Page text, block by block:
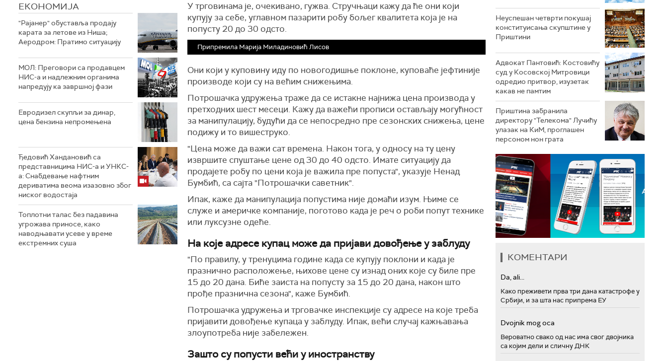
ЕКОНОМИЈА
"Рајанер" обуставља продају
карата за летове из Ниша;
Аеродром: Пратимо ситуацију
МОЛ: Преговори са продавцем
НИС-а и надлежним органима
напредују ка завршној фази
Евродизел скупљи за динар,
цена бензина непромењена
Ђедовић Хандановић са
представницима НИС-а и УНКС-
а: Снабдевање нафтним
дериватима веома изазовно због
ниског водостаја
Топлотни талас без падавина
угрожава приносе, како
наводњавати усеве у време
екстремних суша
У трговинама је, очекивано, гужва. Стручњаци кажу да ће они који
купују за себе, углавном пазарити робу бољег квалитета која је на
попусту 20 до 30 одсто.
Припремила Марија Миладиновић Лисов
Они који у куповину иду по новогодишње поклоне, куповаће јефтиније
производе који су на већим снижењима.
Потрошачка удружења траже да се истакне најнижа цена производа у
претходних шест месеци. Кажу да важећи прописи остављају могућност
за манипулацију, будући да се непосредно пре сезонских снижења, цене
подижу и то вишеструко.
"Цена може да важи сат времена. Након тога, у односу на ту цену
извршите спуштање цене од 30 до 40 одсто. Имате ситуацију да
продајете робу по цени која је важила пре попуста", указује Ненад
Бумбић, са сајта "Потрошачки саветник".
Ипак, каже да манипулација попустима није домаћи изум. Њиме се
служе и америчке компаније, поготово када је реч о роби попут технике
или луксузне одеће.
На које адресе купац може да пријави довођење у заблуду
"По правилу, у тренуцима године када се купују поклони и када је
празнично расположење, њихове цене су изнад оних које су биле пре
15 до 20 дана. Биће заиста на попусту за 15 до 20 дана, након што
прође празнична сезона", каже Бумбић.
Потрошачка удружења и трговачке инспекције су адресе на које треба
пријавити довођење купаца у заблуду. Ипак, већи случај кажњавања
злоупотреба није забележен.
Зашто су попусти већи у иностранству
Неуспешан четврти покушај
конституисања скупштине у
Приштини
Адвокат Пантовић: Костовићу
суд у Косовској Митровици
одредио притвор, изузетак
какав не памтим
Приштина забранила
директору "Телекома" Лучићу
улазак на КиМ, проглашен
персоном нон грата
КОМЕНТАРИ
Da, ali...
Како преживети прва три дана катастрофе у
Србији, и за шта нас припрема ЕУ
Dvojnik mog oca
Вероватно свако од нас има свог двојника
са којим дели и сличну ДНК